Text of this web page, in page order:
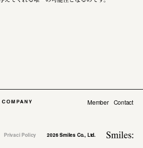
Member Contact
Privaci Policy 2026 Smiles Co., Ltd.